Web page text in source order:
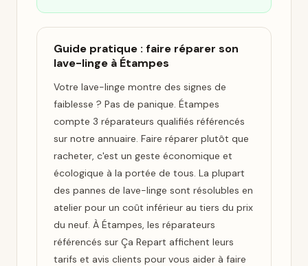
Guide pratique : faire réparer son
lave-linge à Étampes
Votre lave-linge montre des signes de
faiblesse ? Pas de panique. Étampes
compte 3 réparateurs qualifiés référencés
sur notre annuaire. Faire réparer plutôt que
racheter, c'est un geste économique et
écologique à la portée de tous. La plupart
des pannes de lave-linge sont résolubles en
atelier pour un coût inférieur au tiers du prix
du neuf. À Étampes, les réparateurs
référencés sur Ça Repart affichent leurs
tarifs et avis clients pour vous aider à faire